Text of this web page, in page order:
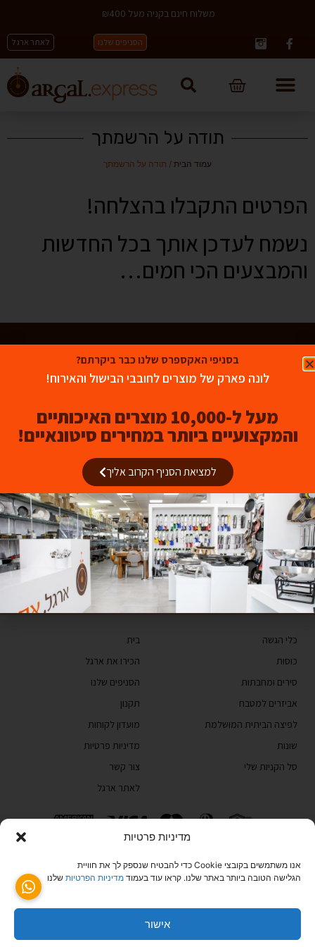
מדיניות פרטיות
אנו משתמשים בקובצי Cookie כדי להבטיח שנספק לך את חוויית
הגלישה הטובה ביותר באתר שלנו. קראו עוד בעמודמדיניות הפרטיות שלנו
אישור
משלוח חינם בקניה מעל ₪400
הסניפים שלנו לאתר ארגל
תודה על הרשמתך
עמוד הבית / תודה על הרשמתך
הפרטים התקבלו בהצלחה!
נשמח לעדכן אותך בכל החדשות
והמבצעים הכי חמים…
קבלו קופון של 5% הנחה לרכישה באתר - הצטרפו
לניוזלטר שלנו!
מאשר/ת קבלת דיוור
שלח
*אני מאשר/ת את תנאי השימוש של האתר ואתמדיניות הפרטיות
כלי הגשה
כוסות
סירים ומחבתות
אביזרים למטבח
לפיצה הביתית המושלמת
שונות
סל הקניות שלי
בית
הכירו את ארגל
הסניפים שלנו
תקנון
מועדון לקוחות
מדיניות פרטיות
צור קשר
לאתר ארגל
בסניפי האקספרס שלנו כבר ביקרתם?
לונה פארק של מוצרים לחובבי הבישול והאירוח!
מעל ל-10,000 מוצרים האיכותיים
והמקצועיים ביותר במחירים סיטונאיים!
למציאת הסניף הקרוב אליך